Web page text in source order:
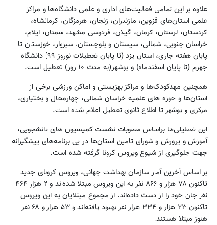
علاوه بر این تمامی فعالیت‌های اداری و علمی دانشگاه‌ها و مراکز
علمی استان‌های قزوین، مازندران، زنجان، هرمزگان، کرمانشاه،
کردستان، لرستان، کرمان، گیلان، فردوسی مشهد، سمنان، ایلام،
خراسان جنوبی، شمالی، سیستان و بلوچستان، سبزوار، خوزستان تا
پایان هفته جاری، استان یزد (تا پایان تعطیلات نوروز ۹۹) دانشگاه
جهرم (تا پایان اسفندماه) و بوشهر(به مدت ۱۰ روز) تعطیل است.
همچنین مهدکودک‌ها و مراکز بهزیستی و اماکن ورزشی برخی از
استان‌ها و حوزه های علمیه خراسان شمالی، چهارمحال و بختیاری،
مرکزی و بوشهر تا اطلاع ثانوی تعطیل اعلام شده است.
این تعطیلی‌ها براساس مصوبات نشست کمیسیون های دانشجویی،
آموزش و پرورش و شورای تامین استان‌ها در پی برنامه‌های پیشگیرانه
جهت جلوگیری از شیوع ویروس کرونا گرفته شده است.
بر اساس آخرین آمار سازمان بهداشت جهانی، ویروس کرونای جدید
تاکنون ۷۸ هزار و ۸۶۶ نفر به این ویروس مبتلا شده‌اند و ۲ هزار ۴۶۴
نفر جان خود را از دست داده‌اند. از مجموع مبتلایان به این ویروس
تاکنون ۲۳ هزار و ۳۳۴ هزار نفر بهبود یافته‌اند و ۵۳ هزار و ۶۸ نفر
هنوز مبتلا هستند.